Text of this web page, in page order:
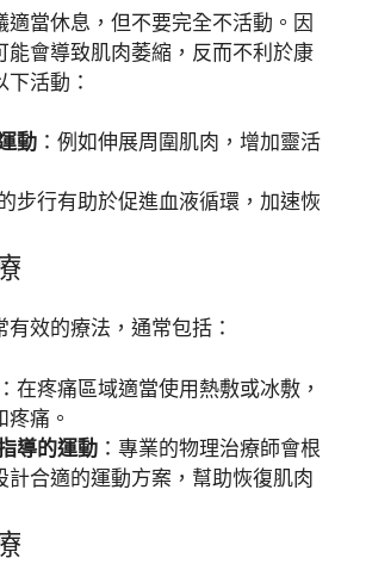
適當休息，但不要完全不活動。因
能會導致肌肉萎縮，反而不利於康
活動：
動 ：例如伸展周圍肌肉，增加靈活
步行有助於促進血液循環，加速恢
效的療法，通常包括：
：在疼痛區域適當使用熱敷或冰敷，
痛。
導的運動 ：專業的物理治療師會根
計合適的運動方案，幫助恢復肌肉